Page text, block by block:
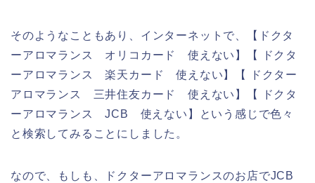
そのようなこともあり、インターネットで、【ドクタ
ーアロマランス オリコカード 使えない】【 ドクタ
ーアロマランス 楽天カード 使えない】【 ドクター
アロマランス 三井住友カード 使えない】【 ドクタ
ーアロマランス JCB 使えない】という感じで色々
と検索してみることにしました。
なので、もしも、ドクターアロマランスのお店でJCB